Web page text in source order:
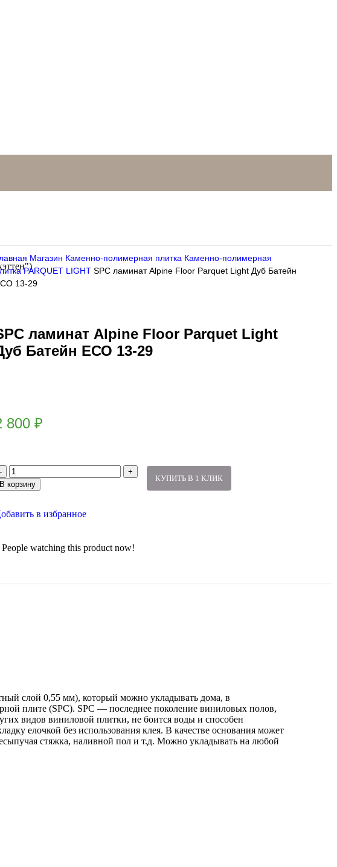
Магазин Каменно-полимерная плитка Каменно-полимерная
PARQUET LIGHT SPC ламинат Alpine Floor Parquet Light Дуб Батейн
13-29
ламинат Alpine Floor Parquet Light
Батейн ЕСО 13-29
800 ₽
В корзину
КУПИТЬ В 1 КЛИК
в избранное
People watching this product now!
слой 0,55 мм), который можно укладывать дома, в
плите (SPC). SPC — последнее поколение виниловых полов,
видов виниловой плитки, не боится воды и способен
елочкой без использования клея. В качестве основания может
стяжка, наливной пол и т.д. Можно укладывать на любой